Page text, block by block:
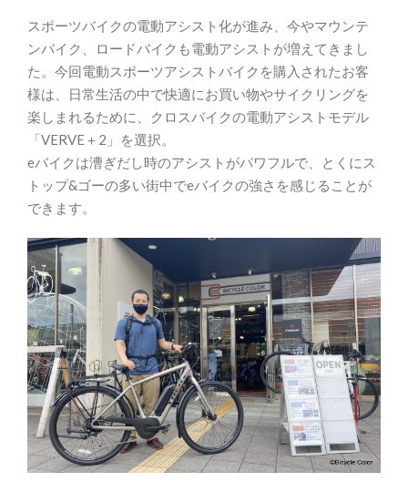
スポーツバイクの電動アシスト化が進み、今やマウンテ
ンバイク、ロードバイクも電動アシストが増えてきまし
た。今回電動スポーツアシストバイクを購入されたお客
様は、日常生活の中で快適にお買い物やサイクリングを
楽しまれるために、クロスバイクの電動アシストモデル
「VERVE＋2」を選択。
eバイクは漕ぎだし時のアシストがパワフルで、とくにス
トップ&ゴーの多い街中でeバイクの強さを感じることが
できます。